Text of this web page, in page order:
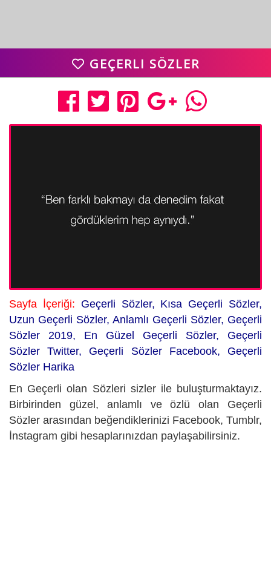
GEÇERLI SÖZLER
Sayfa İçeriği: Geçerli Sözler, Kısa Geçerli Sözler,
Uzun Geçerli Sözler, Anlamlı Geçerli Sözler, Geçerli
Sözler 2019, En Güzel Geçerli Sözler, Geçerli
Sözler Twitter, Geçerli Sözler Facebook, Geçerli
Sözler Harika
En Geçerli olan Sözleri sizler ile buluşturmaktayız.
Birbirinden güzel, anlamlı ve özlü olan Geçerli
Sözler arasından beğendiklerinizi Facebook, Tumblr,
İnstagram gibi hesaplarınızdan paylaşabilirsiniz.